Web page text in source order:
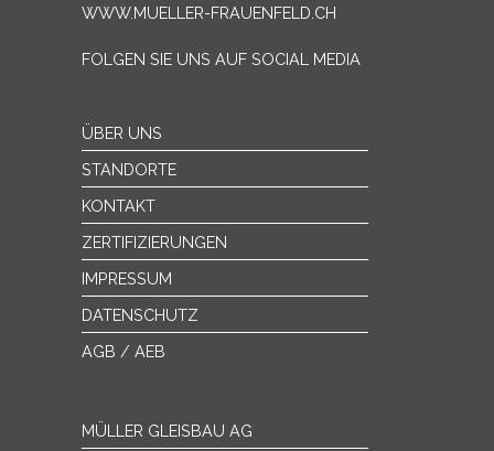
WWW.MUELLER-FRAUENFELD.CH
FOLGEN SIE UNS AUF SOCIAL MEDIA
ÜBER UNS
STANDORTE
KONTAKT
ZERTIFIZIERUNGEN
IMPRESSUM
DATENSCHUTZ
AGB / AEB
MÜLLER GLEISBAU AG